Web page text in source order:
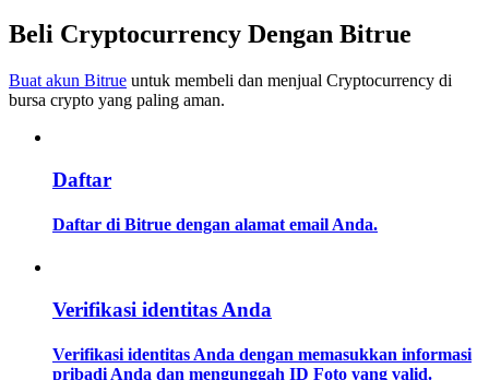
Beli Cryptocurrency Dengan Bitrue
Buat akun Bitrue untuk membeli dan menjual Cryptocurrency di
bursa crypto yang paling aman.
Daftar
Daftar di Bitrue dengan alamat email Anda.
Verifikasi identitas Anda
Verifikasi identitas Anda dengan memasukkan informasi
pribadi Anda dan mengunggah ID Foto yang valid.